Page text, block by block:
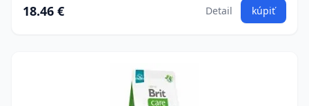
18.46 € Detail kúpiť